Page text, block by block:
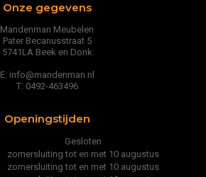
Onze gegevens
Mandenman Meubelen
Pater Becanusstraat 5
5741LA Beek en Donk
E: info@mandenman.nl
T: 0492-463496
Openingstijden
Gesloten
zomersluiting tot en met 10 augustus
zomersluiting tot en met 10 augustus